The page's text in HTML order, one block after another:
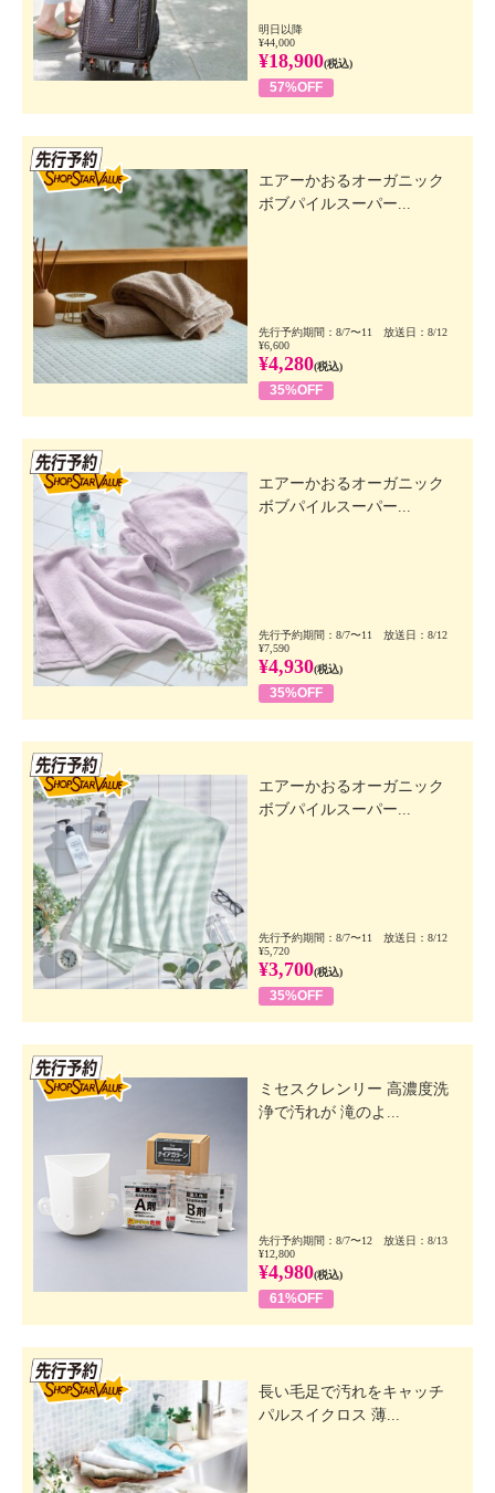
明日以降
¥44,000
¥18,900(税込)
57%OFF
エアーかおるオーガニック
ボブパイルスーパー...
先行予約期間：8/7〜11 放送日：8/12
¥6,600
¥4,280(税込)
35%OFF
エアーかおるオーガニック
ボブパイルスーパー...
先行予約期間：8/7〜11 放送日：8/12
¥7,590
¥4,930(税込)
35%OFF
エアーかおるオーガニック
ボブパイルスーパー...
先行予約期間：8/7〜11 放送日：8/12
¥5,720
¥3,700(税込)
35%OFF
ミセスクレンリー 高濃度洗
浄で汚れが 滝のよ...
先行予約期間：8/7〜12 放送日：8/13
¥12,800
¥4,980(税込)
61%OFF
長い毛足で汚れをキャッチ
パルスイクロス 薄...